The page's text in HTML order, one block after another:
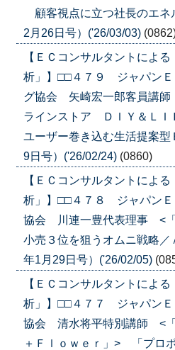
顧客視点に立つ社長のエネ
2月26日号）('26/03/03)
【ＥＣコンサルタントによ
析」】□□４７９ ジャパンＥ
グ協会 矢崎宏一郎客員講
ラインストア ＤＩＹ＆Ｌ
ユーザー巻き込む生活提案
9日号）('26/02/24) (0860)
【ＥＣコンサルタントによ
析」】□□４７８ ジャパンＥ
協会 川連一豊代表理事 <
小売３位を狙うオムニ戦略
年1月29日号）('26/02/05)
【ＥＣコンサルタントによ
析」】□□４７７ ジャパンＥ
協会 清水将平特別講師 <「
＋Ｆｌｏｗｅｒ」> 「プロ